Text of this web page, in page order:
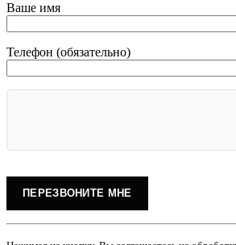
Ваше имя
Телефон (обязательно)